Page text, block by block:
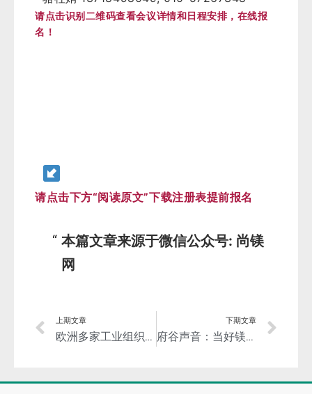
请点击识别二维码查看会议详情和日程安排，在线报
名！
请点击下方“阅读原文”下载注册表提前报名
本篇文章来源于微信公众号: 尚镁
网
上期文章
欧洲多家工业组织联合发公开信：应对因中国镁供应短缺对欧洲工业带来的重大影响！
下期文章
府谷声音：当好镁产业发展的引领者、推动者、维护者，推动构建利益共同体！